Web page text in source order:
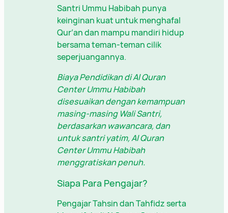
Santri Ummu Habibah punya
keinginan kuat untuk menghafal
Qur’an dan mampu mandiri hidup
bersama teman-teman cilik
seperjuangannya.
Biaya Pendidikan di Al Quran
Center Ummu Habibah
disesuaikan dengan kemampuan
masing-masing Wali Santri,
berdasarkan wawancara, dan
untuk santri yatim, Al Quran
Center Ummu Habibah
menggratiskan penuh.
Siapa Para Pengajar?
Pengajar Tahsin dan Tahfidz serta